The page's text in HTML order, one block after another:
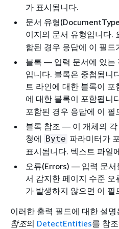
가 표시됩니다.
문서 유형
이지의 문서 유형입니다.
함된 경우 응답에 이 필드
블록 — 입력 문서에 있는
입니다. 블록은 중첩됩니
트 라인에 대한 블록이 포
에 대한 블록이 포함됩니
포함된 경우 응답에 이 필
블록 참조 — 이 개체의
청에 Byte 파라미터가
표시됩니다. 텍스트 파일
오류(Errors) — 입력 문서
서 감지한 페이지 수준
가 발생하지 않으면 이 필
이러한 출력 필드에 대한 설
참조의 DetectEntities를 참